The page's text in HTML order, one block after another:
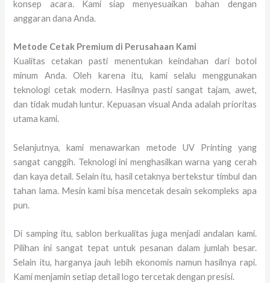
konsep acara. Kami siap menyesuaikan bahan dengan
anggaran dana Anda.
Metode Cetak Premium di Perusahaan Kami
Kualitas cetakan pasti menentukan keindahan dari botol
minum Anda. Oleh karena itu, kami selalu menggunakan
teknologi cetak modern. Hasilnya pasti sangat tajam, awet,
dan tidak mudah luntur. Kepuasan visual Anda adalah prioritas
utama kami.
Selanjutnya, kami menawarkan metode UV Printing yang
sangat canggih. Teknologi ini menghasilkan warna yang cerah
dan kaya detail. Selain itu, hasil cetaknya bertekstur timbul dan
tahan lama. Mesin kami bisa mencetak desain sekompleks apa
pun.
Di samping itu, sablon berkualitas juga menjadi andalan kami.
Pilihan ini sangat tepat untuk pesanan dalam jumlah besar.
Selain itu, harganya jauh lebih ekonomis namun hasilnya rapi.
Kami menjamin setiap detail logo tercetak dengan presisi.